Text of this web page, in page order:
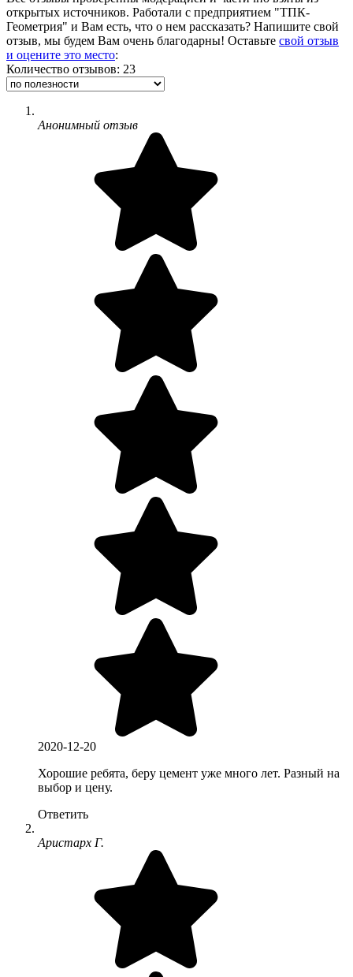
открытых источников. Работали с предприятием "ТПК-
Геометрия" и Вам есть, что о нем рассказать? Напишите свой
отзыв, мы будем Вам очень благодарны! Оставьте свой отзыв
и оцените это место:
Количество отзывов: 23
Анонимный отзыв
2020-12-20
Хорошие ребята, беру цемент уже много лет. Разный на
выбор и цену.
Ответить
Аристарх Г.